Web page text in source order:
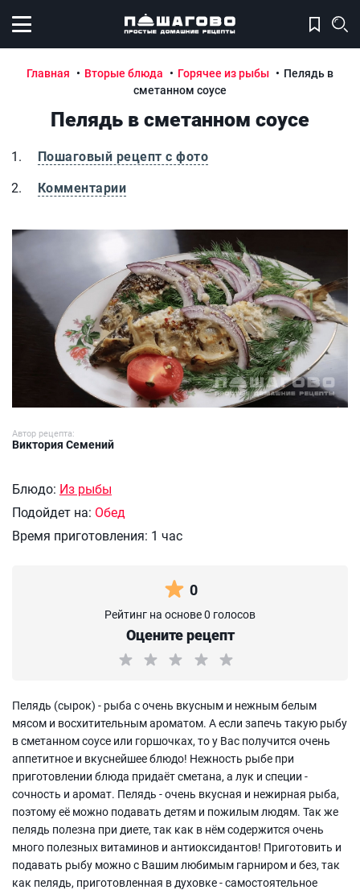
Открыть меню
Главная Вторые блюда Горячее из рыбы
Пелядь в
сметанном соусе
Пелядь в сметанном соусе
Пошаговый рецепт с фото
Комментарии
Пелядь в сметанном соусе
Автор рецепта:
Виктория Семений
Блюдо: Из рыбы
Подойдет на: Обед
Время приготовления: 1 час
0
Рейтинг на основе 0 голосов
Оцените рецепт
Пелядь (сырок) - рыба с очень вкусным и нежным белым
мясом и восхитительным ароматом. А если запечь такую рыбу
в сметанном соусе или горшочках, то у Вас получится очень
аппетитное и вкуснейшее блюдо! Нежность рыбе при
приготовлении блюда придаёт сметана, а лук и специи -
сочность и аромат. Пелядь - очень вкусная и нежирная рыба,
поэтому её можно подавать детям и пожилым людям. Так же
пелядь полезна при диете, так как в нём содержится очень
много полезных витаминов и антиоксидантов! Приготовить и
подавать рыбу можно с Вашим любимым гарниром и без, так
как пелядь, приготовленная в духовке - самостоятельное